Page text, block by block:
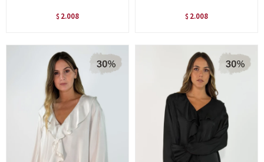
$ 2.008 $ 2.008